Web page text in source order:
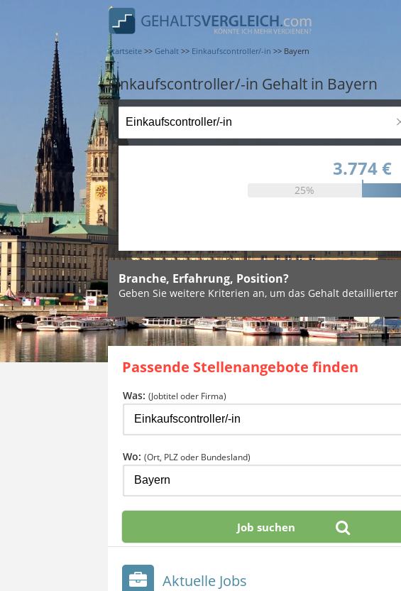
Startseite >> Gehalt >> Einkaufscontroller/-in >> Bayern
Einkaufscontroller/-in Gehalt in Bayern
3.774 €
25%
Branche, Erfahrung, Position?
Geben Sie weitere Kriterien an, um das Gehalt
Passende Stellenangebote finden
Was: (Jobtitel oder Firma)
Wo: (Ort, PLZ oder Bundesland)
Aktuelle Jobs